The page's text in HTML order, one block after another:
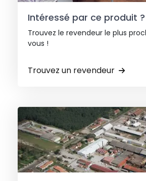
Intéressé par ce produit ?
Trouvez le revendeur le plus
vous !
Trouvez un revendeur